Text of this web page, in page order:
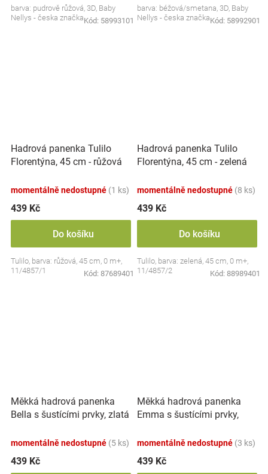
barva: pudrově růžová, 3D, Baby
Nellys - česka značkaKód: 58993101
barva: béžová/smetana, 3D, Baby
Nellys - česka značkaKód: 58992901
Hadrová panenka Tulilo
Florentýna, 45 cm - růžová
momentálně nedostupné (1 ks)
439 Kč
Do košíku
Tulilo, barva: růžová, 45 cm, 0 m+,
11/4857/1
Kód: 87689401
Hadrová panenka Tulilo
Florentýna, 45 cm - zelená
momentálně nedostupné (8 ks)
439 Kč
Do košíku
Tulilo, barva: zelená, 45 cm, 0 m+,
11/4857/2
Kód: 88989401
Měkká hadrová panenka
Bella s šustícími prvky, zlatá
momentálně nedostupné (5 ks)
439 Kč
Měkká hadrová panenka
Emma s šustícími prvky,
momentálně nedostupné (3 ks)
439 Kč